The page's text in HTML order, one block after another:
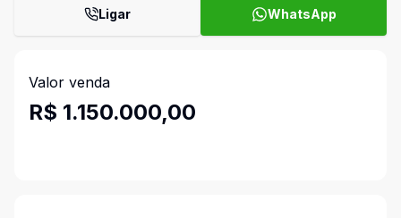
Ligar WhatsApp
Valor venda
R$ 1.150.000,00